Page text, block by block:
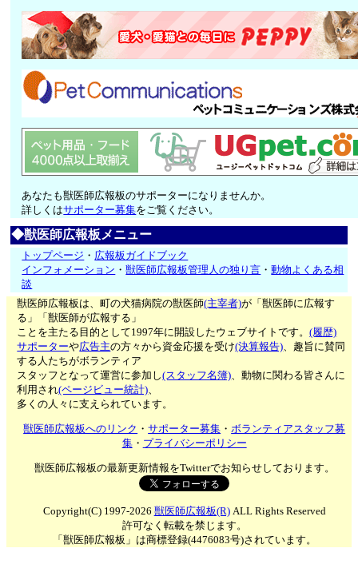
あなたも獣医師広報板のサポーターになりませんか。
詳しくはサポーター募集をご覧ください。
◆獣医師広報板メニュー
トップページ ・ 広報板ガイドブック
インフォメーション ・獣医師広報板管理人の独り言 ・動物よくある相
談
獣医師広報板は、町の犬猫病院の獣医師(主宰者)が「獣医師に広報す
る」「獣医師が広報する」
ことを主たる目的として1997年に開設したウェブサイトです。(履歴)
サポーターや広告主の方々から資金応援を受け(決算報告)、趣旨に賛同
する人たちがボランティア
スタッフとなって運営に参加し(スタッフ名簿)、動物に関わる皆さんに
利用され(ページビュー統計)、
多くの人々に支えられています。
獣医師広報板へのリンク ・サポーター募集 ・ボランティアスタッフ募
集・ プライバシーポリシー
獣医師広報板の最新更新情報をTwitterでお知らせしております。
Copyright(C) 1997-2026 獣医師広報板(R)ALL Rights Reserved
許可なく転載を禁じます。
「獣医師広報板」は商標登録(4476083号)されています。